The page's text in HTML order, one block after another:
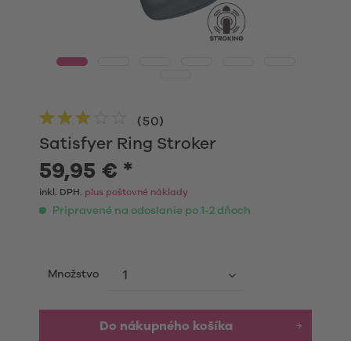
Satisfyer Ring Stroker
(50)
59,95 € *
inkl. DPH. plus poštovné náklady
Pripravené na odoslanie po 1-2 dňoch
Množstvo
Do nákupného košíka